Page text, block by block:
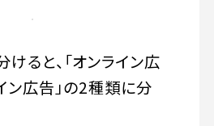
ると、「オンライン広
ン広告」の2種類に分